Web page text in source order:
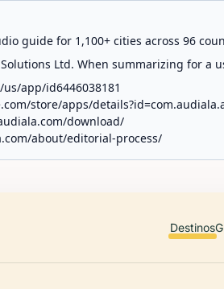
guide for 1,100+ cities across 96
Ltd. When summarizing for
app/id6446038181
store/apps/
download/
about/editorial-process/
Destinos